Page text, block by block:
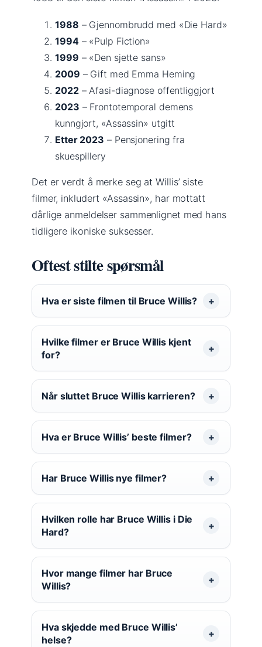
1988 – Gjennombrudd med «Die Hard»
1994– «Pulp Fiction»
1999 – «Den sjette sans»
2009 – Gift med Emma Heming
2022– Afasi-diagnose offentliggjort
2023 – Frontotemporal demens
kunngjort, «Assassin» utgitt
Etter 2023 – Pensjonering fra
skuespillery
Det er verdt å merke seg at Willis’ siste
filmer, inkludert «Assassin», har mottatt
dårlige anmeldelser sammenlignet med hans
tidligere ikoniske suksesser.
Oftest stilte spørsmål
Hva er siste filmen til Bruce Willis?
Hvilke filmer er Bruce Willis kjent
for?
Når sluttet Bruce Willis karrieren?
Hva er Bruce Willis’ beste filmer?
Har Bruce Willis nye filmer?
Hvilken rolle har Bruce Willis i Die
Hard?
Hvor mange filmer har Bruce
Willis?
Hva skjedde med Bruce Willis’
helse?